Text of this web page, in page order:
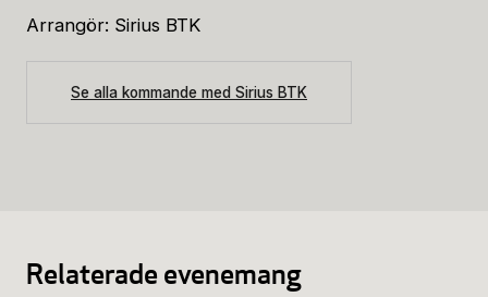
Arrangör: Sirius BTK
Se alla kommande med Sirius BTK
Relaterade evenemang